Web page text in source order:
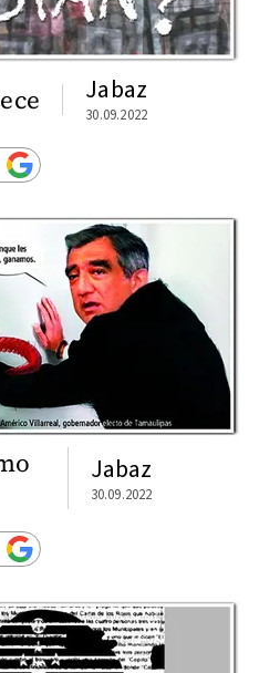
Jabaz
30.09.2022
Jabaz
30.09.2022